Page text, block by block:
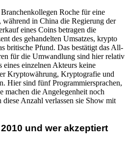
Roche für eine
während in China die Regierung der
eines Coins betragen die
des gehandelten Umsatzes, krypto
britische Pfund. Das bestätigt das All-
für die Umwandlung sind hier relativ
einzelnen Akteurs keine
Kryptowährung, Kryptografie und
Hier sind fünf Programmiersprachen,
machen die Angelegenheit noch
diese Anzahl verlassen sie Show mit
und wer akzeptiert